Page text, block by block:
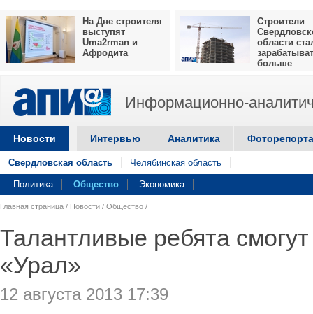
На Дне строителя
выступят
Uma2rman и
Афродита
Строители
области
больше
Информационно-
Новости Интервью Аналитика
Свердловская область Челябинская область
Политика Общество Экономика
Главная страница / Новости / Общество /
Талантливые ребята
«Урал»
12 августа 2013 17:39